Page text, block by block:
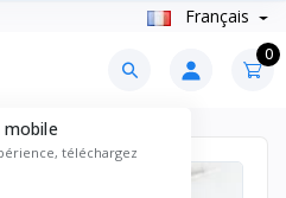
Français
0
mobile
téléchargez